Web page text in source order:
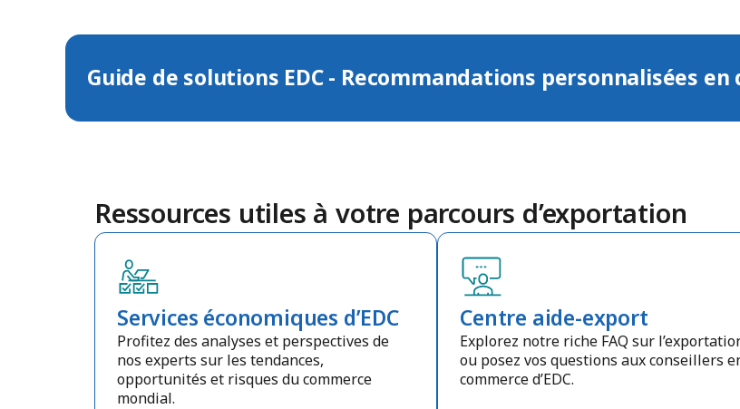
Guide de solutions EDC - Recommandations personnalisées en
Ressources utiles à votre parcours d’exportation
Services économiques d’EDC
Profitez des analyses et perspectives de
nos experts sur les tendances,
opportunités et risques du commerce
mondial.
Centre aide-export
Explorez notre riche FAQ sur
ou posez vos questions aux conseillers
commerce d’EDC.